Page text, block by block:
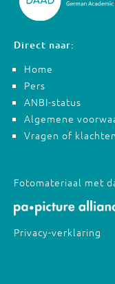
Direct naar:
Home
Pers
ANBI-status
Algemene
Vragen of klachten
Fotomateriaal met
Privacy-verklaring